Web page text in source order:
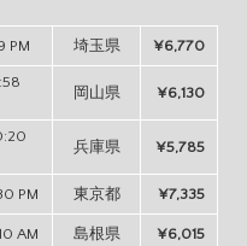
PM 埼玉県 ¥6,770
岡山県 ¥6,130
兵庫県 ¥5,785
PM 東京都 ¥7,335
AM 島根県 ¥6,015